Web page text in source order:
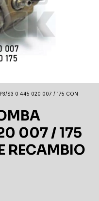
S3 0 445 020 007 / 175 CON
007 / 175
RECAMBIO